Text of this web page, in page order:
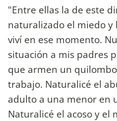
"Entre ellas la de este
naturalizado el miedo
viví en ese momento.
situación a mis padres
que armen un
trabajo. Naturalicé el
adulto a una menor en
Naturalicé el acoso y el